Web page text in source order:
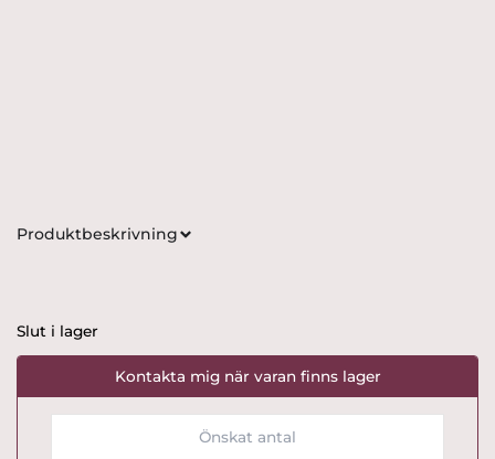
Produktbeskrivning
Slut i lager
Kontakta mig när varan finns lager